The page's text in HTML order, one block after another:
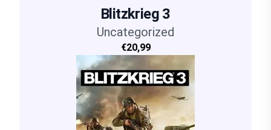
Blitzkrieg 3
Uncategorized
€20,99